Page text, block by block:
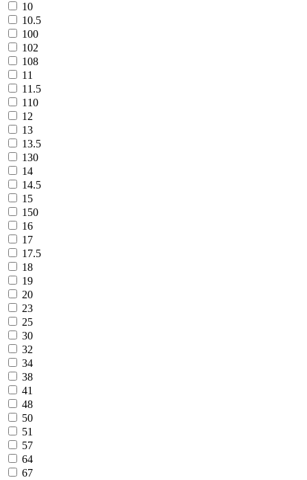
10
10.5
100
102
108
11
11.5
110
12
13
13.5
130
14
14.5
15
150
16
17
17.5
18
19
20
23
25
30
32
34
38
41
48
50
51
57
64
67